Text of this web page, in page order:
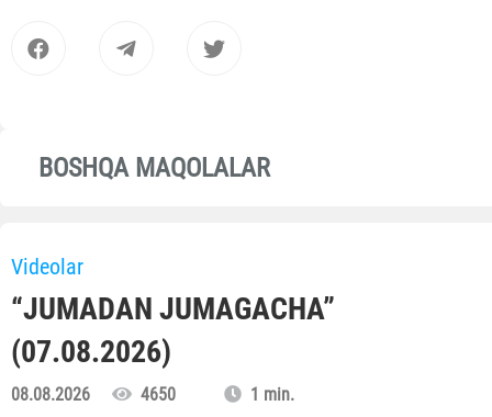
BOSHQA MAQOLALAR
Videolar
“JUMADAN JUMAGACHA”
(07.08.2026)
08.08.2026 4650 1 min.